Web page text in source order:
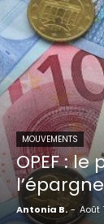
MOUVEMENTS
OPEF :
Antonia B. - Août